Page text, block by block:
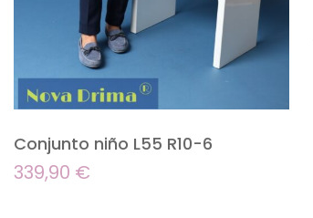
Conjunto niño L55 R10-6
339,90 €